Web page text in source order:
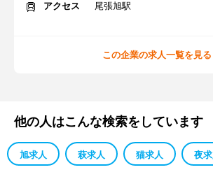
アクセス
尾張旭駅
この企業の求人一覧を見る
他の人はこんな検索をしています
旭求人 萩求人 猫求人 夜